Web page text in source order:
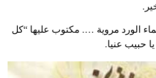
الورد مروية …. مكتوب عليها “كل
حبيب عنيا.